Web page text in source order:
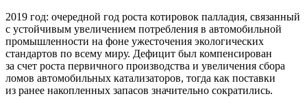
2019 год: очередной год роста котировок палладия, связанный
с устойчивым увеличением потребления в автомобильной
промышленности на фоне ужесточения экологических
стандартов по всему миру. Дефицит был компенсирован
за счет роста первичного производства и увеличения сбора
ломов автомобильных катализаторов, тогда как поставки
из ранее накопленных запасов значительно сократились.